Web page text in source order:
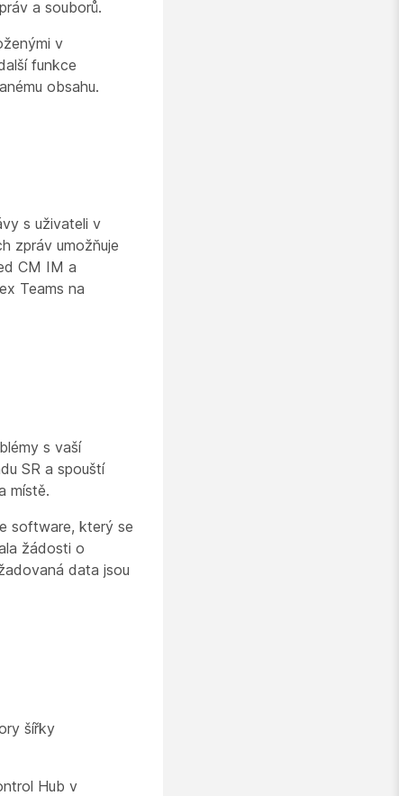
a souborů.
v
funkce
obsahu.
s uživateli v
zpráv umožňuje
CM IM a
Teams na
s vaší
SR a spouští
místě.
software, který se
žádosti o
data jsou
šířky
Hub v